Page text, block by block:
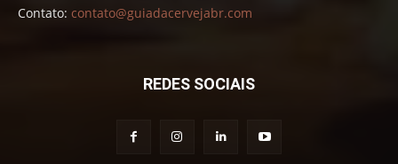
Contato: contato@guiadacervejabr.com
REDES SOCIAIS